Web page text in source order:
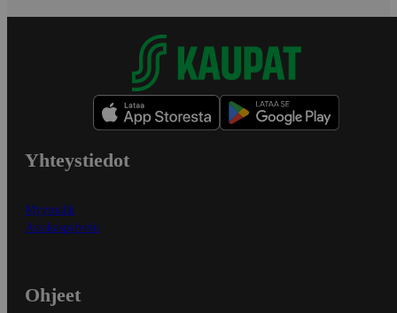
Yhteystiedot
Myymälät
Asiakaspalvelu
Ohjeet